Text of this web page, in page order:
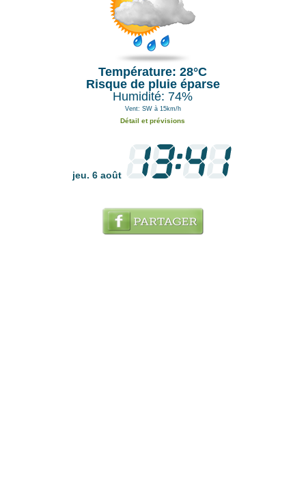
Température: 28°C
Risque de pluie éparse
Humidité: 74%
Vent: SW à 15km/h
Détail et prévisions
jeu. 6 août